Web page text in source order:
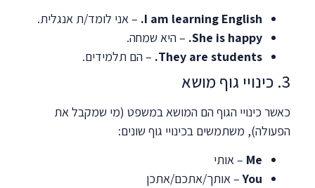
I am learning English. – אני לומד/ת אנגלית.
She is happy. – היא שמחה.
They are students. – הם תלמידים.
3. כינויי גוף מושא
כאשר כינויי הגוף הם המושא במשפט (מי שמקבל את
הפעולה), משתמשים בכינויי גוף שונים:
Me – אותי
You– אותך/אתכם/אתכן